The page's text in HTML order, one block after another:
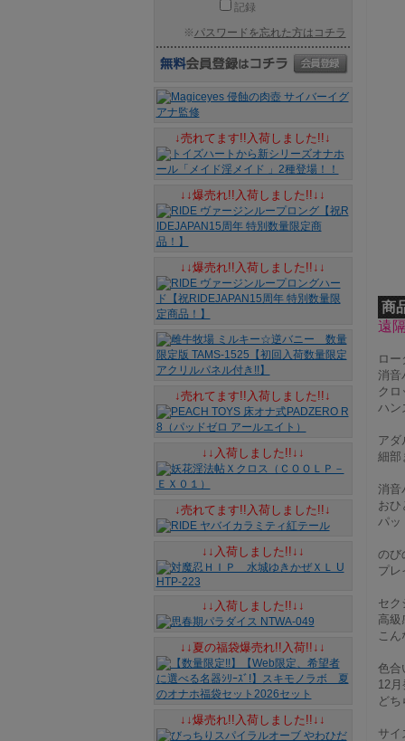
商
遠
ロ
消音
ク
ハン
アダ
細部
消音
おひ
パッ
のび
プレ
セク
高級
こ
色合
12
ど
サイ
記録
※パスワードを忘れた方はコチラ
↓売れてます!!入荷しました!!↓
↓↓爆売れ!!入荷しました!!↓↓
↓↓爆売れ!!入荷しました!!↓↓
↓売れてます!!入荷しました!!↓
↓↓入荷しました!!↓↓
↓売れてます!!入荷しました!!↓
↓↓入荷しました!!↓↓
↓↓入荷しました!!↓↓
↓↓夏の福袋爆売れ!!入荷!!↓↓
↓↓爆売れ!!入荷しました!!↓↓